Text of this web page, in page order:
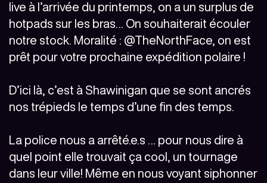
live à l’arrivée du printemps, on a un surplus de
hotpads sur les bras… On souhaiterait écouler
notre stock. Moralité : @TheNorthFace, on est
prêt pour votre prochaine expédition polaire !
D’ici là, c’est à Shawinigan que se sont ancrés
nos trépieds le temps d’une fin des temps.
La police nous a arrêté.e.s … pour nous dire à
quel point elle trouvait ça cool, un tournage
dans leur ville! Même en nous voyant siphonner